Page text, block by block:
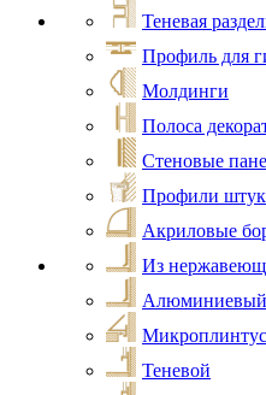
Теневая
Профиль для
Молдинги
Полоса
Стеновые
Профили
Акриловые
Из
Алюминиевый
Микроплинтус
Теневой